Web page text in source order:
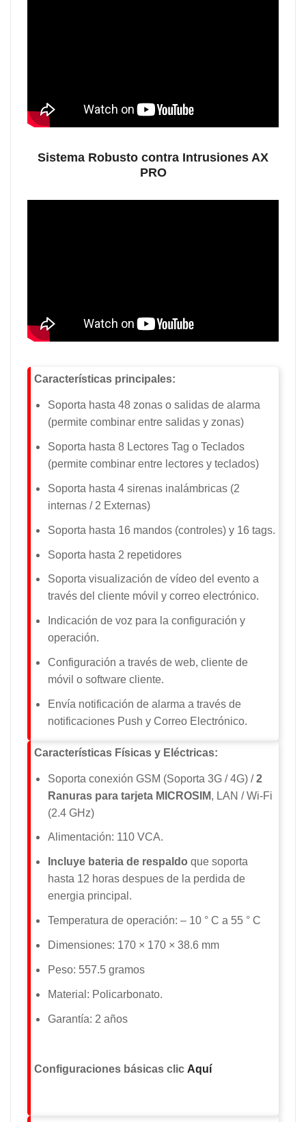
Sistema Robusto contra Intrusiones AX
PRO
Características principales:
Soporta hasta 48 zonas o salidas de alarma
(permite combinar entre salidas y zonas)
Soporta hasta 8 Lectores Tag o Teclados
(permite combinar entre lectores y teclados)
Soporta hasta 4 sirenas inalámbricas (2
internas / 2 Externas)
Soporta hasta 16 mandos (controles) y 16 tags.
Soporta hasta 2 repetidores
Soporta visualización de vídeo del evento a
través del cliente móvil y correo electrónico.
Indicación de voz para la configuración y
operación.
Configuración a través de web, cliente de
móvil o software cliente.
Envía notificación de alarma a través de
notificaciones Push y Correo Electrónico.
Características Físicas y Eléctricas:
Soporta conexión GSM (Soporta 3G / 4G) /2
Ranuras para tarjeta MICROSIM, LAN / Wi-Fi
(2.4 GHz)
Alimentación: 110 VCA.
Incluye bateria de respaldo que soporta
hasta 12 horas despues de la perdida de
energia principal.
Temperatura de operación: – 10 ° C a 55 ° C
Dimensiones: 170 × 170 × 38.6 mm
Peso: 557.5 gramos
Material: Policarbonato.
Garantía: 2 años
Configuraciones básicas clic Aquí